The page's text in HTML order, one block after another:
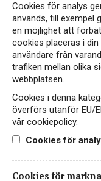
Sister’s
Generös och
kryddor och
Cookies för analys
används, till exempel
en möjlighet att
cookies placeras i
användare från
trafiken mellan olika
webbplatsen.
Cookies i denna
överförs utanför EU/
vår cookiepolicy.
Cookies för
Cookies för